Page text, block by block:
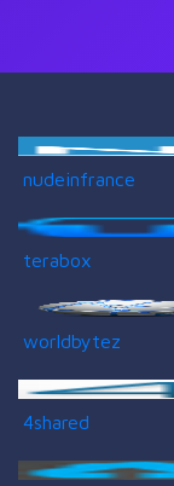
nudeinfrance
terabox
worldbytez
4shared